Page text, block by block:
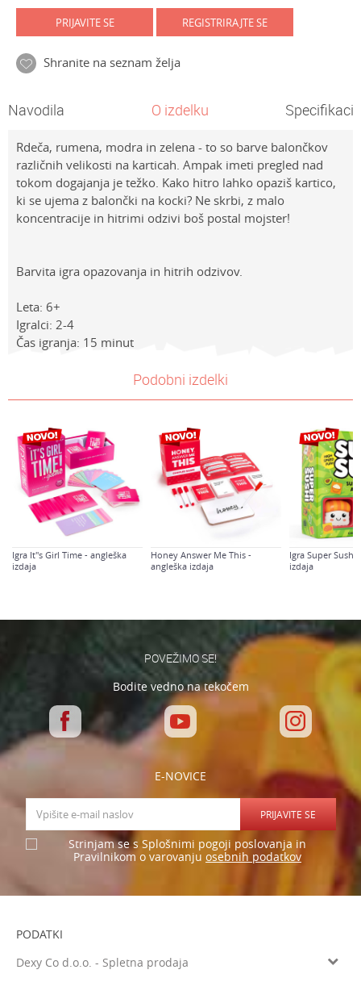
PRIJAVITE SE REGISTRIRAJTE SE
Shranite na seznam želja
Navodila O izdelku
Rdeča, rumena, modra in zelena - to so barve balončkov
različnih velikosti na karticah. Ampak imeti pregled nad
tokom dogajanja je težko. Kako hitro lahko opaziš kartico,
ki se ujema z balončki na kocki? Ne skrbi, z malo
koncentracije in hitrimi odzivi boš postal mojster!
Barvita igra opazovanja in hitrih odzivov.
Leta: 6+
Igralci: 2-4
Čas igranja: 15 minut
Družabne igre
Spol
Univerzalno
Starost
7-8 let
Sporočilo
POŠLJI
Prenesi navodila za uporabo
Podobni izdelki
Igra It"s Girl Time - angleška
izdaja
Honey Answer Me This -
angleška izdaja
Igra Super Sushi
izdaja
POVEŽIMO SE!
Bodite vedno na tekočem
E-NOVICE
PRIJAVITE SE
Strinjam se s Splošnimi pogoji poslovanja in
Pravilnikom o varovanju osebnih podatkov
PODATKI
Dexy Co d.o.o. - Spletna prodaja